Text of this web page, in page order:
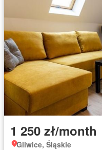
1 250 zł/month
Gliwice, Śląskie